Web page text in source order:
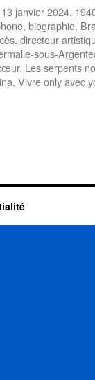
13 janvier 2024,
, biographie,
, directeur
sous-
, Les serpents
, Vivre only avec